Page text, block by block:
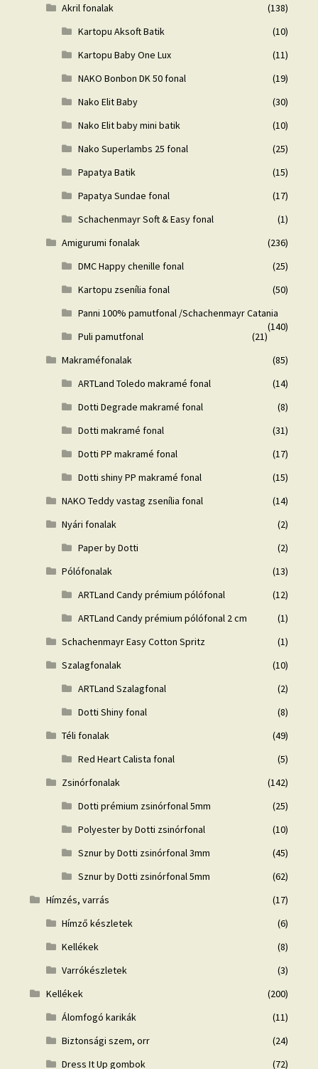
Akril fonalak
(138)
Kartopu Aksoft Batik
(10)
Kartopu Baby One Lux
(11)
NAKO Bonbon DK 50 fonal
(19)
Nako Elit Baby
(30)
Nako Elit baby mini batik
(10)
Nako Superlambs 25 fonal
(25)
Papatya Batik
(15)
Papatya Sundae fonal
(17)
Schachenmayr Soft & Easy fonal
(1)
Amigurumi fonalak
(236)
DMC Happy chenille fonal
(25)
Kartopu zsenília fonal
(50)
Panni 100% pamutfonal /Schachenmayr Catania
(140)
Puli pamutfonal
(21)
Makraméfonalak
(85)
ARTLand Toledo makramé fonal
(14)
Dotti Degrade makramé fonal
(8)
Dotti makramé fonal
(31)
Dotti PP makramé fonal
(17)
Dotti shiny PP makramé fonal
(15)
NAKO Teddy vastag zsenília fonal
(14)
Nyári fonalak
(2)
Paper by Dotti
(2)
Pólófonalak
(13)
ARTLand Candy prémium pólófonal
(12)
ARTLand Candy prémium pólófonal 2 cm
(1)
Schachenmayr Easy Cotton Spritz
(1)
Szalagfonalak
(10)
ARTLand Szalagfonal
(2)
Dotti Shiny fonal
(8)
Téli fonalak
(49)
Red Heart Calista fonal
(5)
Zsinórfonalak
(142)
Dotti prémium zsinórfonal 5mm
(25)
Polyester by Dotti zsinórfonal
(10)
Sznur by Dotti zsinórfonal 3mm
(45)
Sznur by Dotti zsinórfonal 5mm
(62)
Hímzés, varrás
(17)
Hímző készletek
(6)
Kellékek
(8)
Varrókészletek
(3)
Kellékek
(200)
Álomfogó karikák
(11)
Biztonsági szem, orr
(24)
Dress It Up gombok
(72)